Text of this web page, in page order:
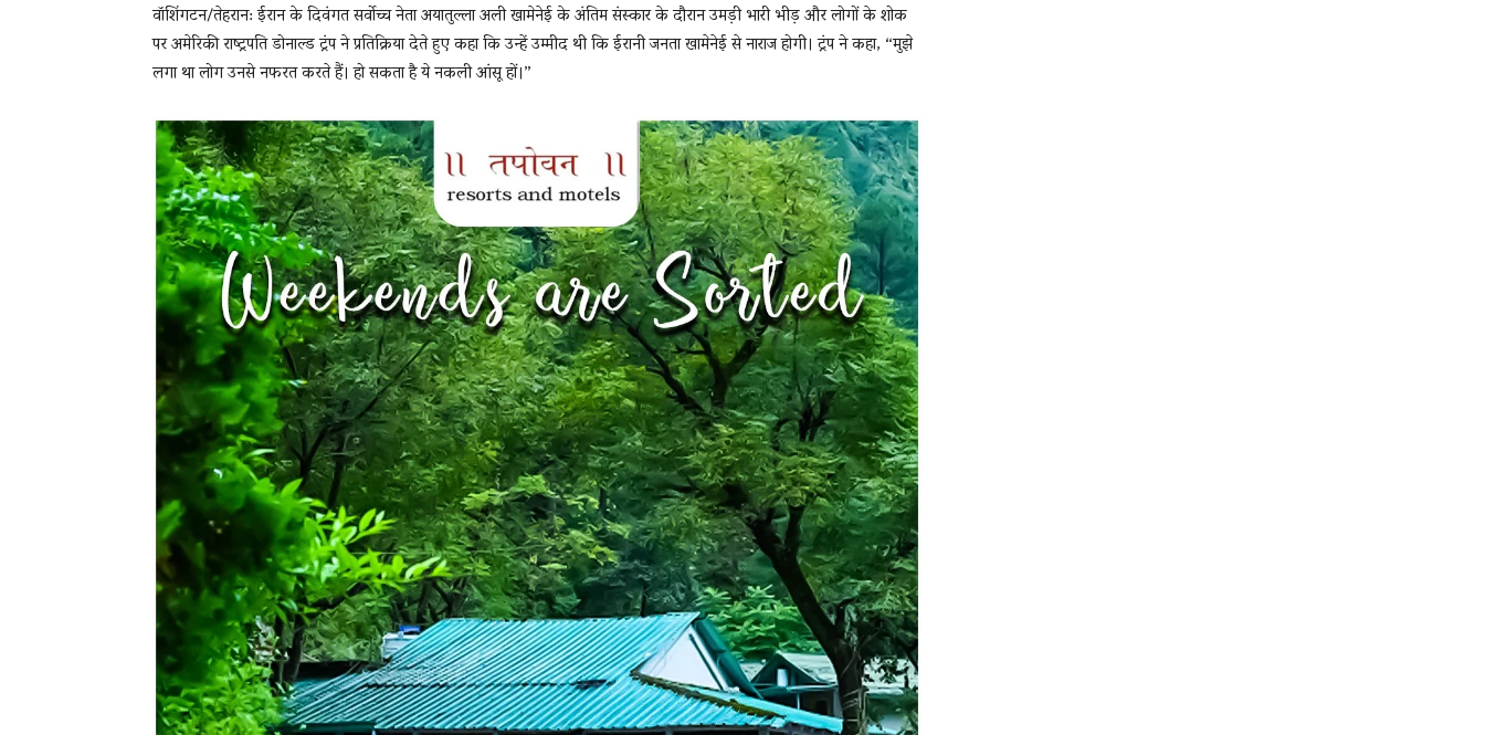
वॉशिंगटन/तेहरान: ईरान के दिवंगत सर्वोच्च नेता अयातुल्ला अली खामेनेई के अंतिम संस्कार के दौरान उमड़ी भारी भीड़ और लोगों के शोक
पर अमेरिकी राष्ट्रपति डोनाल्ड ट्रंप ने प्रतिक्रिया देते हुए कहा कि उन्हें उम्मीद थी कि ईरानी जनता खामेनेई से नाराज होगी। ट्रंप ने कहा, “मुझे
लगा था लोग उनसे नफरत करते हैं। हो सकता है ये नकली आंसू हों।”